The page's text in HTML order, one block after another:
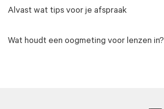
Alvast wat tips voor je afspraak
Wat houdt een oogmeting voor lenzen in?